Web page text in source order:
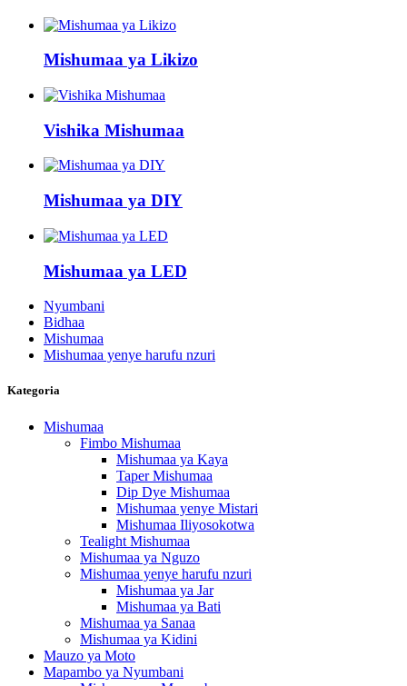
Mishumaa ya Likizo
Vishika Mishumaa
Mishumaa ya DIY
Mishumaa ya LED
Nyumbani
Bidhaa
Mishumaa
Mishumaa yenye harufu nzuri
Kategoria
Mishumaa
Fimbo Mishumaa
Mishumaa ya Kaya
Taper Mishumaa
Dip Dye Mishumaa
Mishumaa yenye Mistari
Mishumaa Iliyosokotwa
Tealight Mishumaa
Mishumaa ya Nguzo
Mishumaa yenye harufu nzuri
Mishumaa ya Jar
Mishumaa ya Bati
Mishumaa ya Sanaa
Mishumaa ya Kidini
Mauzo ya Moto
Mapambo ya Nyumbani